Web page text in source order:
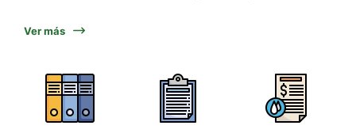
Ver más